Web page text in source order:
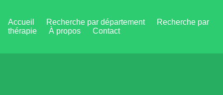
Accueil Recherche par département
Recherche par
thérapie
À propos Contact